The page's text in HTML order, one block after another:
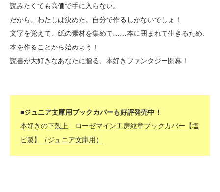
読みたくても高価で手に入らない。
だから、わたしは決めた。自分で作るしかないでしょ！
文字を覚えて、紙の素材を集めて……本に囲まれて生きるため、
本を作ることから始めよう！
読書が大好きなあなたに贈る、本好きファンタジー開幕！
■ジュニア文庫用ブックカバーも好評発売中！
本好きの下剋上 ローゼマイン工房紋章ブックカバー【塩
ビ製】（ジュニア文庫用）